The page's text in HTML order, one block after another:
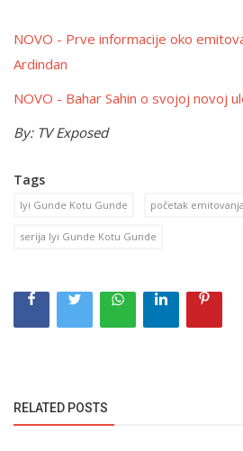
NOVO - Prve informacije oko
Ardindan
NOVO - Bahar Sahin o svojoj novoj
By: TV Exposed
Tags
Iyi Gunde Kotu Gunde početak emitovanja
serija Iyi Gunde Kotu Gunde
RELATED POSTS